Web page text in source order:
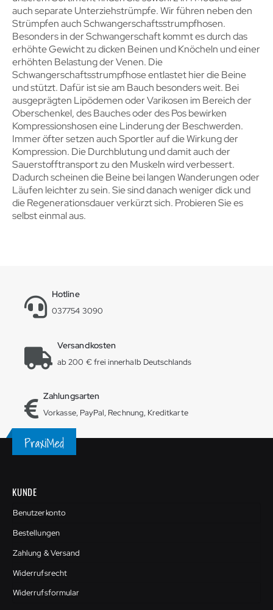
auch separate Unterziehstrümpfe. Wir führen neben den
Strümpfen auch Schwangerschaftsstrumpfhosen.
Besonders in der Schwangerschaft kommt es durch das
erhöhte Gewicht zu dicken Beinen und Knöcheln und einer
erhöhten Belastung der Venen. Die
Schwangerschaftsstrumpfhose entlastet hier die Beine
und stützt. Dafür ist sie am Bauch besonders weit. Bei
ausgeprägten Lipödemen oder Varikosen im Bereich der
Oberschenkel, des Bauches oder des Pos bewirken
Kompressionshosen eine Linderung der Beschwerden.
Immer öfter setzen auch Sportler auf die Wirkung der
Kompression. Die Durchblutung und damit auch der
Sauerstofftransport zu den Muskeln wird verbessert.
Dadurch scheinen die Beine bei langen Wanderungen oder
Läufen leichter zu sein. Sie sind danach weniger dick und
die Regenerationsdauer verkürzt sich. Probieren Sie es
selbst einmal aus.
Hotline
037754 3090
Versandkosten
ab 200 € frei innerhalb Deutschlands
Zahlungsarten
Vorkasse, PayPal, Rechnung, Kreditkarte
KUNDE
Benutzerkonto
Bestellungen
Zahlung & Versand
Widerrufsrecht
Widerrufsformular